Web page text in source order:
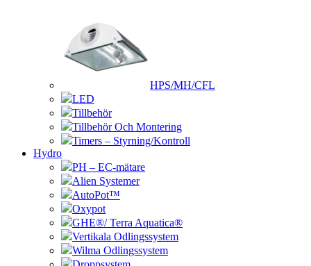
HPS/MH/CFL
LED
Tillbehör
Tillbehör Och Montering
Timers – Styrning/Kontroll
Hydro
PH – EC-mätare
Alien Systemer
AutoPot™
Oxypot
GHE®/ Terra Aquatica®
Vertikala Odlingssystem
Wilma Odlingssystem